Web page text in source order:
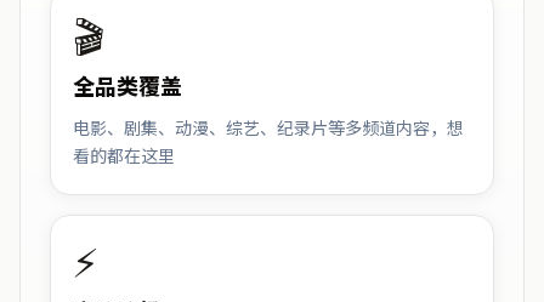
🎬
全品类覆盖
电影、剧集、动漫、综艺、纪录片等多频道内容，想
看的都在这里
⚡